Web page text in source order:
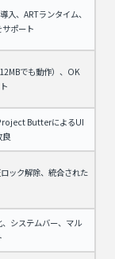
、ARTランタイム、
ポート
でも動作）、OK
ButterによるUI
良
ック解除、統合された
システムバー、マル